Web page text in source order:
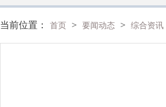
当前位置： 首页 > 要闻动态 > 综合资讯